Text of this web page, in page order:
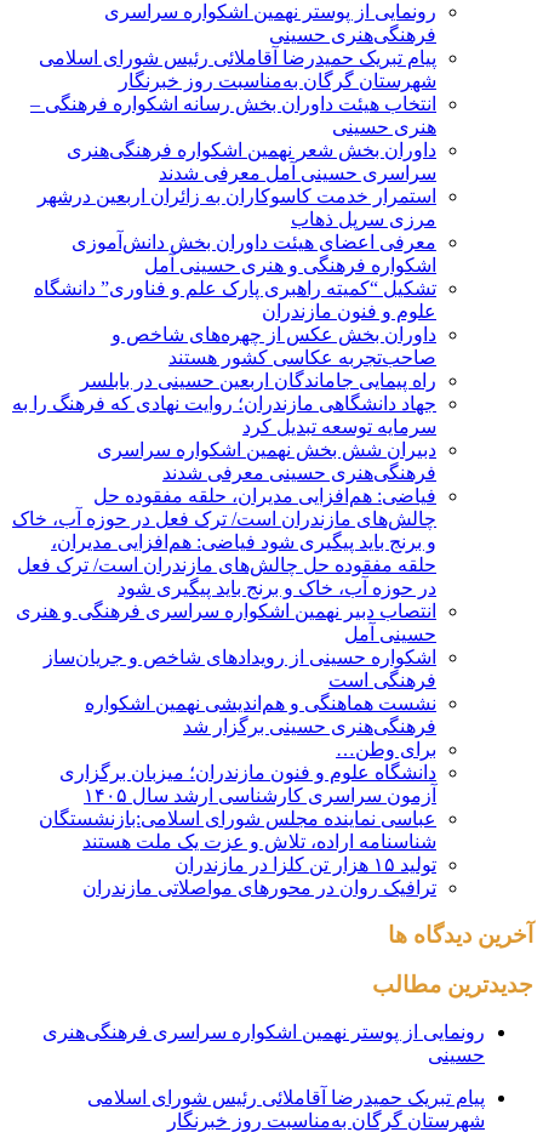
رونمایی از پوستر نهمین اشکواره سراسری
فرهنگی‌هنری حسینی
پیام تبریک حمیدرضا آقاملائی رئیس شورای اسلامی
شهرستان گرگان به‌مناسبت روز خبرنگار
انتخاب هیئت داوران بخش رسانه اشکواره فرهنگی‌ –
هنری حسینی
داوران بخش شعر نهمین اشکواره فرهنگی‌هنری
سراسری حسینی آمل معرفی شدند
استمرار خدمت کاسوکاران به زائران اربعین درشهر
مرزی سرپل ذهاب
معرفی اعضای هیئت داوران بخش دانش‌آموزی
اشکواره فرهنگی و هنری حسینی آمل
تشکیل “کمیته راهبری پارک علم و فناوری” دانشگاه
علوم و فنون مازندران
داوران بخش عکس از چهره‌های شاخص و
صاحب‌تجربه عکاسی کشور هستند
راه پیمایی جاماندگان اربعین حسینی در بابلسر
جهاد دانشگاهی مازندران؛ روایت نهادی که فرهنگ را به
سرمایه توسعه تبدیل کرد
دبیران شش بخش نهمین اشکواره سراسری
فرهنگی‌هنری حسینی معرفی شدند
فیاضی: هم‌افزایی مدیران، حلقه مفقوده حل
چالش‌های مازندران است/ ترک فعل در حوزه آب، خاک
و برنج باید پیگیری شود فیاضی: هم‌افزایی مدیران،
حلقه مفقوده حل چالش‌های مازندران است/ ترک فعل
در حوزه آب، خاک و برنج باید پیگیری شود
انتصاب دبیر نهمین اشکواره سراسری فرهنگی و هنری
حسینی آمل
اشکواره حسینی از رویدادهای شاخص و جریان‌ساز
فرهنگی است
نشست هماهنگی و هم‌اندیشی نهمین اشکواره
فرهنگی‌هنری حسینی برگزار شد
برای وطن…
دانشگاه علوم و فنون مازندران؛ میزبان برگزاری
آزمون سراسری کارشناسی‌ ارشد سال ۱۴۰۵
عباسی نماینده مجلس شورای اسلامی:بازنشستگان
شناسنامه اراده، تلاش و عزت یک ملت هستند
تولید ۱۵ هزار تن کلزا در مازندران
ترافیک روان در محورهای مواصلاتی مازندران
آخرین دیدگاه ها
جدیدترین مطالب
رونمایی از پوستر نهمین اشکواره سراسری فرهنگی‌هنری
حسینی
پیام تبریک حمیدرضا آقاملائی رئیس شورای اسلامی
شهرستان گرگان به‌مناسبت روز خبرنگار